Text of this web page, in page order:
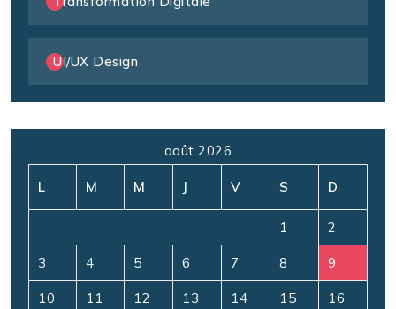
UI/UX Design
août 2026
L M M J V S D
1 2
3 4 5 6 7 8 9
10 11 12 13 14 15 16